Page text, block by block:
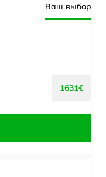
Ваш выбор
1631€